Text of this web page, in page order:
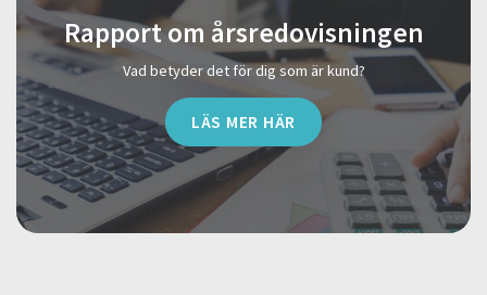
Rapport om årsredovisningen
Vad betyder det för dig som är kund?
LÄS MER HÄR